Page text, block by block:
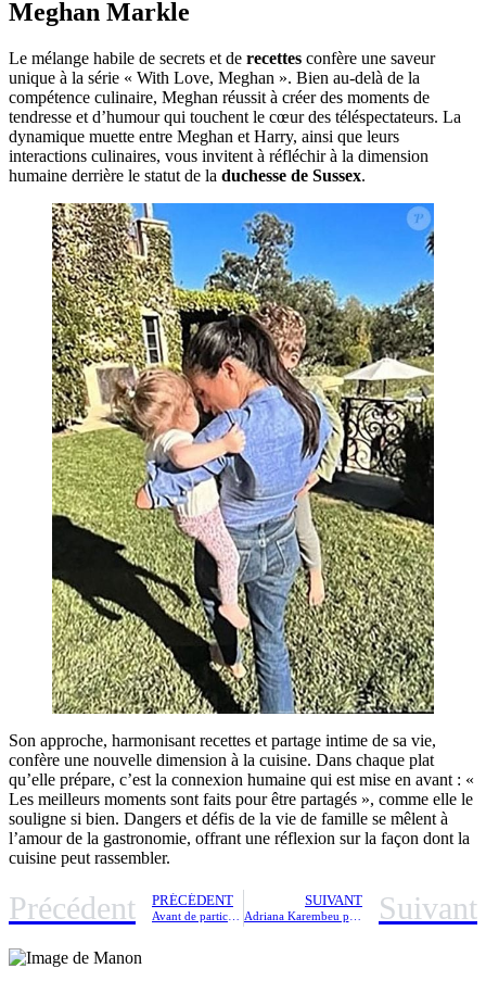
Meghan Markle
Le mélange habile de secrets et de recettes confère une saveur
unique à la série « With Love, Meghan ». Bien au-delà de la
compétence culinaire, Meghan réussit à créer des moments de
tendresse et d’humour qui touchent le cœur des téléspectateurs. La
dynamique muette entre Meghan et Harry, ainsi que leurs
interactions culinaires, vous invitent à réfléchir à la dimension
humaine derrière le statut de la duchesse de Sussex.
Son approche, harmonisant recettes et partage intime de sa vie,
confère une nouvelle dimension à la cuisine. Dans chaque plat
qu’elle prépare, c’est la connexion humaine qui est mise en avant : «
Les meilleurs moments sont faits pour être partagés », comme elle le
souligne si bien. Dangers et défis de la vie de famille se mêlent à
l’amour de la gastronomie, offrant une réflexion sur la façon dont la
cuisine peut rassembler.
Précédent PRÉCÉDENT
Avant de participer à Secret Story, Pimprenelle confie avoir tenté sa chance pour une autre émission emblématique de TF1 sans succès
SUIVANT
Adriana Karembeu partage ses astuces pour un teint naturel radieux sans l’utilisation de maquillage Suivant